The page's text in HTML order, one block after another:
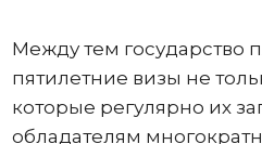
Между тем государство
пятилетние визы не
которые регулярно их
обладателям